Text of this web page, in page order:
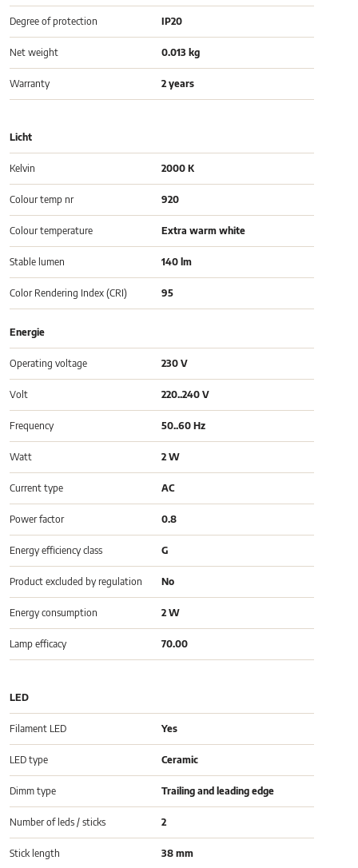
Degree of protection IP20
Net weight 0.013 kg
Warranty 2 years
Licht
Kelvin 2000 K
Colour temp nr 920
Colour temperature Extra warm white
Stable lumen 140 lm
Color Rendering Index (CRI) 95
Energie
Operating voltage 230 V
Volt 220..240 V
Frequency 50..60 Hz
Watt 2 W
Current type AC
Power factor 0.8
Energy efficiency class G
Product excluded by regulation No
Energy consumption 2 W
Lamp efficacy 70.00
LED
Filament LED Yes
LED type Ceramic
Dimm type Trailing and leading edge
Number of leds / sticks 2
Stick length 38 mm